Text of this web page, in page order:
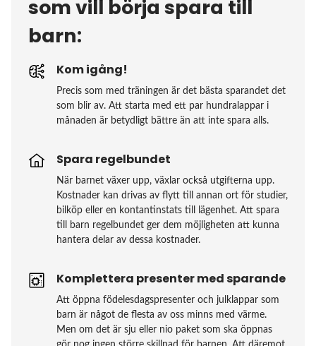
som vill börja spara till
barn:
Kom igång!
Precis som med träningen är det bästa sparandet det
som blir av. Att starta med ett par hundralappar i
månaden är betydligt bättre än att inte spara alls.
Spara regelbundet
När barnet växer upp, växlar också utgifterna upp.
Kostnader kan drivas av flytt till annan ort för studier,
bilköp eller en kontantinstats till lägenhet. Att spara
till barn regelbundet ger dem möjligheten att kunna
hantera delar av dessa kostnader.
Komplettera presenter med sparande
Att öppna födelesdagspresenter och julklappar som
barn är något de flesta av oss minns med värme.
Men om det är sju eller nio paket som ska öppnas